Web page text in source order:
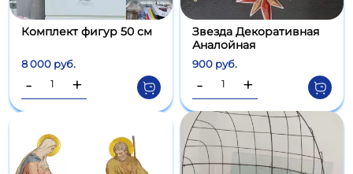
Комплект фигур 50 см
8 000 руб.
- +
Звезда Декоративная
Аналойная
900 руб.
- +